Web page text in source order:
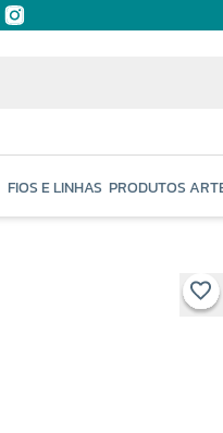
FIOS E LINHAS PRODUTOS